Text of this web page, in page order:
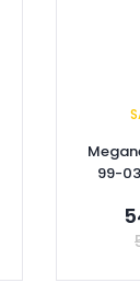
99-